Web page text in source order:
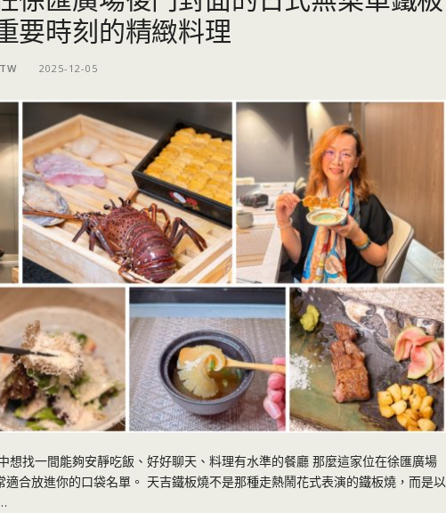
要時刻的精緻料理
2025-12-05
想找一間能夠安靜吃飯、好好聊天、料理有水準的餐廳 那麼這家位在徐匯廣場
合放進你的口袋名單。 天吉鐵板燒不是那種走熱鬧花式表演的鐵板燒，而是以